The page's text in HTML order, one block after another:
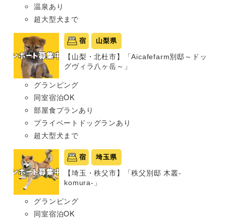
温泉あり
超大型犬まで
宿 山梨県
【山梨・北杜市】「Aicafefarm別邸～ドッ
グヴィラ八ヶ岳～」
グランピング
同室宿泊OK
部屋食プランあり
プライベートドッグランあり
超大型犬まで
宿 埼玉県
【埼玉・秩父市】「秩父別邸 木叢-
komura-」
グランピング
同室宿泊OK